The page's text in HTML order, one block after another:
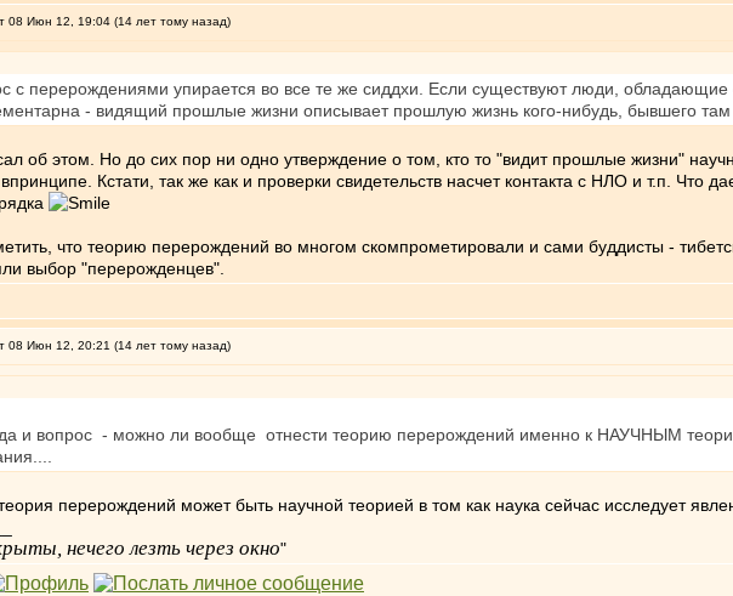
08 Июн 12, 19:04 (14 лет тому назад)
с перерождениями упирается во все те же сиддхи. Если существуют люди,
- видящий прошлые жизни описывает прошлую жизнь кого-нибудь, бывшего
об этом. Но до сих пор ни одно утверждение о том, кто то "видит прошлые жизни"
Кстати, так же как и проверки свидетельств насчет контакта с НЛО и т.п. Что
что теорию перерождений во многом скомпрометировали и сами буддисты -
выбор "перерожденцев".
08 Июн 12, 20:21 (14 лет тому назад)
и вопрос - можно ли вообще отнести теорию перерождений именно к НАУЧНЫМ
перерождений может быть научной теорией в том как наука сейчас исследует
нечего лезть через окно"